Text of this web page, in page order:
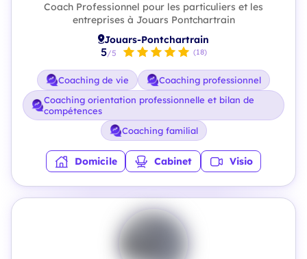
Coach Professionnel pour les particuliers et les
entreprises à Jouars Pontchartrain
Jouars-Pontchartrain
5/5 (18)
Coaching de vie
Coaching professionnel
Coaching orientation professionnelle et bilan de
compétences
Coaching familial
Domicile Cabinet Visio